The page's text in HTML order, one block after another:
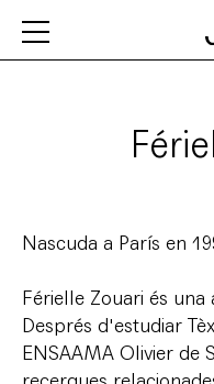
Nascuda a París en
Férielle Zouari és
Després d'estudiar
ENSAAMA Olivier de